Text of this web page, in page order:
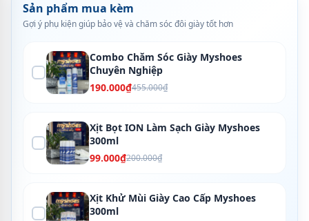
Sản phẩm mua kèm
Gợi ý phụ kiện giúp bảo vệ và chăm sóc đôi giày tốt hơn
Combo Chăm Sóc Giày Myshoes
Chuyên Nghiệp
190.000₫455.000₫
Xịt Bọt ION Làm Sạch Giày Myshoes
300ml
99.000₫200.000₫
Xịt Khử Mùi Giày Cao Cấp Myshoes
300ml